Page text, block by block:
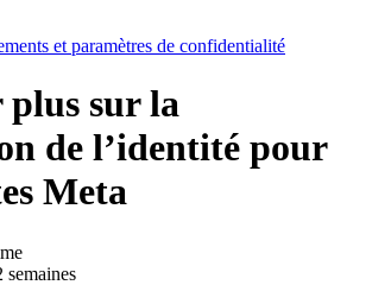
et paramètres de confidentialité
plus sur la
de l’identité pour
Meta
semaines